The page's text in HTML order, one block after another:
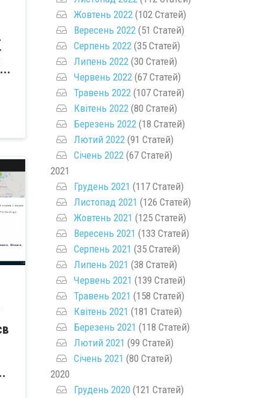
Жовтень 2022(102 Статей)
Вересень 2022(51 Статей)
Серпень 2022(35 Статей)
Липень 2022(30 Статей)
Червень 2022(67 Статей)
Травень 2022(107 Статей)
Квітень 2022(80 Статей)
Березень 2022(18 Статей)
Лютий 2022(91 Статей)
Січень 2022(67 Статей)
2021
Грудень 2021 (117 Статей)
Листопад 2021 (126 Статей)
Жовтень 2021 (125 Статей)
Вересень 2021 (133 Статей)
Серпень 2021 (35 Статей)
Липень 2021 (38 Статей)
Червень 2021 (139 Статей)
Травень 2021 (158 Статей)
Квітень 2021 (181 Статей)
Березень 2021 (118 Статей)
Лютий 2021 (99 Статей)
Січень 2021 (80 Статей)
2020
Грудень 2020(121 Статей)